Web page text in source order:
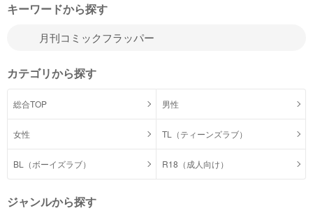
キーワードから探す
カテゴリから探す
総合TOP 男性
女性 TL（ティーンズラブ）
BL（ボーイズラブ） R18（成人向け）
ジャンルから探す